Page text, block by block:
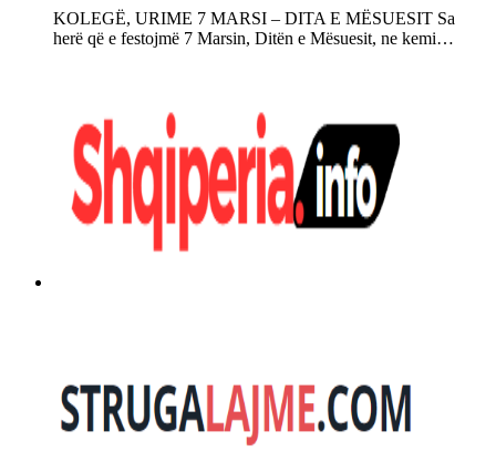
KOLEGË, URIME 7 MARSI – DITA E MËSUESIT Sa
herë që e festojmë 7 Marsin, Ditën e Mësuesit, ne kemi…